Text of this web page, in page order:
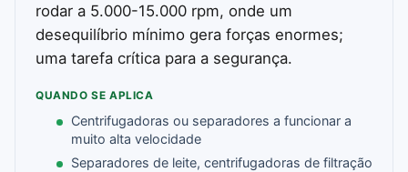
rodar a 5.000-15.000 rpm, onde um
desequilíbrio mínimo gera forças enormes;
uma tarefa crítica para a segurança.
QUANDO SE APLICA
Centrifugadoras ou separadores a funcionar a
muito alta velocidade
Separadores de leite, centrifugadoras de filtração